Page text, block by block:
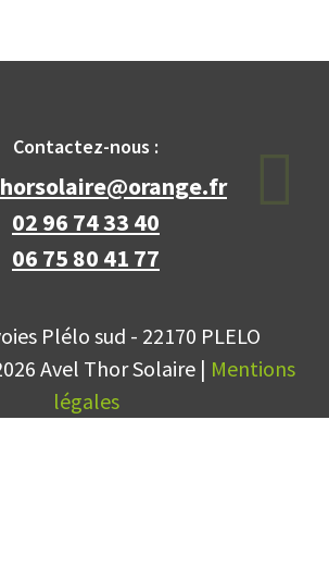
Contactez-nous :
02 96 74 33 40
06 75 80 41 77
Plélo sud - 22170 PLELO
Avel Thor Solaire | Mentions
légales